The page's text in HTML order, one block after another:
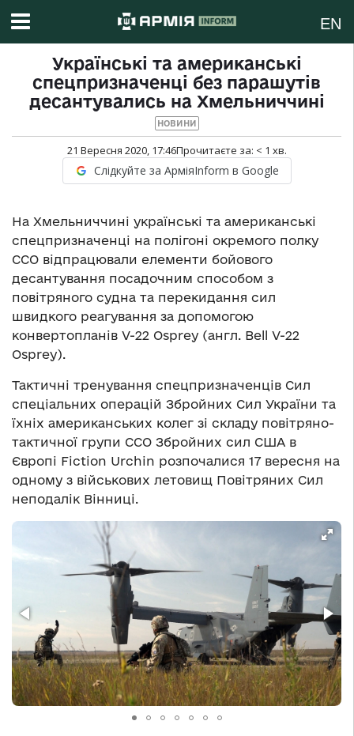
EN
Українські та американські
спецпризначенці без парашутів
десантувались на Хмельниччині
НОВИНИ
21 Вересня 2020, 17:46Прочитаєте за: < 1 хв.
Слідкуйте за АрміяInform в Google
На Хмельниччині українські та американські
спецпризначенці на полігоні окремого полку
ССО відпрацювали елементи бойового
десантування посадочним способом з
повітряного судна та перекидання сил
швидкого реагування за допомогою
конвертопланів V-22 Osprey (англ. Bell V-22
Osprey).
Тактичні тренування спецпризначенців Сил
спеціальних операцій Збройних Сил України та
їхніх американських колег зі складу повітряно-
тактичної групи ССО Збройних сил США в
Європі Fiction Urchin розпочалися 17 вересня на
одному з військових летовищ Повітряних Сил
неподалік Вінниці.